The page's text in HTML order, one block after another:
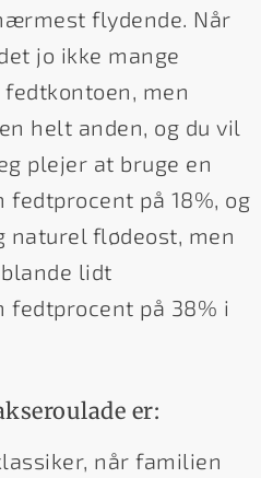
flydende. Når
jo ikke mange
men
helt anden, og du vil
plejer at bruge en
på 18%, og
naturel flødeost, men
lidt
fedtprocent på 38% i
er:
når familien